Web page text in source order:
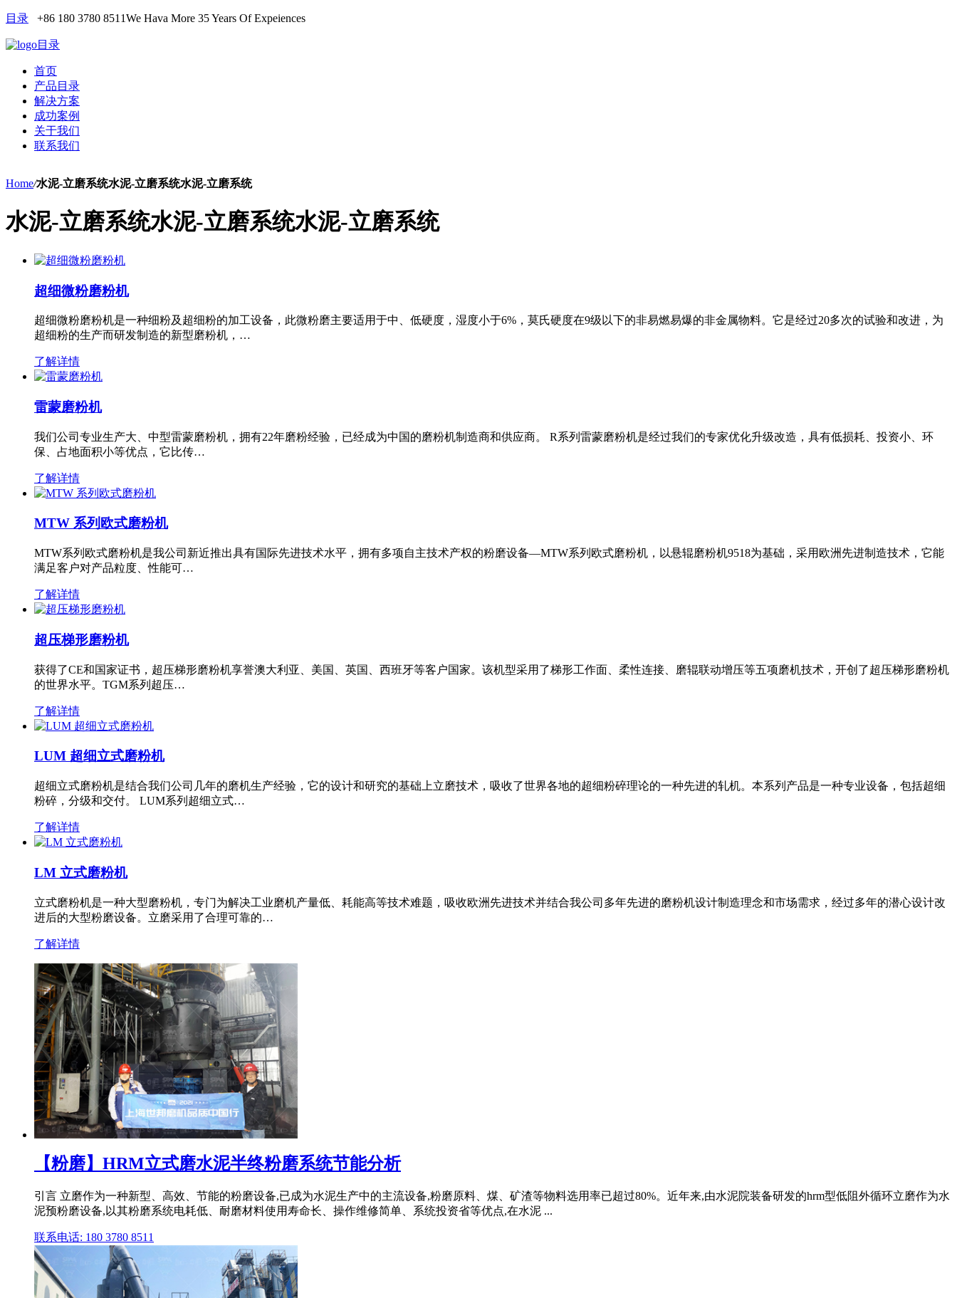
目录 +86 180 3780 8511We Hava More 35 Years Of Expeiences
目录
首页
产品目录
解决方案
成功案例
关于我们
联系我们
Home/水泥-立磨系统水泥-立磨系统水泥-立磨系统
水泥-立磨系统水泥-立磨系统水泥-立磨系统
超细微粉磨粉机
超细微粉磨粉机是一种细粉及超细粉的加工设备，此微粉磨主要适用于中、低硬度，湿度小于6%，莫氏硬度在9级以下的非易燃易爆的非金属物料。它是经过20多次的试验和改进，为
超细粉的生产而研发制造的新型磨粉机，…
了解详情
雷蒙磨粉机
我们公司专业生产大、中型雷蒙磨粉机，拥有22年磨粉经验，已经成为中国的磨粉机制造商和供应商。 R系列雷蒙磨粉机是经过我们的专家优化升级改造，具有低损耗、投资小、环
保、占地面积小等优点，它比传…
了解详情
MTW 系列欧式磨粉机
MTW系列欧式磨粉机是我公司新近推出具有国际先进技术水平，拥有多项自主技术产权的粉磨设备—MTW系列欧式磨粉机，以悬辊磨粉机9518为基础，采用欧洲先进制造技术，它能
满足客户对产品粒度、性能可…
了解详情
超压梯形磨粉机
获得了CE和国家证书，超压梯形磨粉机享誉澳大利亚、美国、英国、西班牙等客户国家。该机型采用了梯形工作面、柔性连接、磨辊联动增压等五项磨机技术，开创了超压梯形磨粉机
的世界水平。TGM系列超压…
了解详情
LUM 超细立式磨粉机
超细立式磨粉机是结合我们公司几年的磨机生产经验，它的设计和研究的基础上立磨技术，吸收了世界各地的超细粉碎理论的一种先进的轧机。本系列产品是一种专业设备，包括超细
粉碎，分级和交付。 LUM系列超细立式…
了解详情
LM 立式磨粉机
立式磨粉机是一种大型磨粉机，专门为解决工业磨机产量低、耗能高等技术难题，吸收欧洲先进技术并结合我公司多年先进的磨粉机设计制造理念和市场需求，经过多年的潜心设计改
进后的大型粉磨设备。立磨采用了合理可靠的…
了解详情
【粉磨】HRM立式磨水泥半终粉磨系统节能分析
引言 立磨作为一种新型、高效、节能的粉磨设备,已成为水泥生产中的主流设备,粉磨原料、煤、矿渣等物料选用率已超过80%。近年来,由水泥院装备研发的hrm型低阻外循环立磨作为水
泥预粉磨设备,以其粉磨系统电耗低、耐磨材料使用寿命长、操作维修简单、系统投资省等优点,在水泥 ...
联系电话: 180 3780 8511